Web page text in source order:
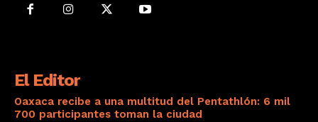
El Editor
Oaxaca recibe a una multitud del Pentathlón: 6 mil
700 participantes toman la ciudad